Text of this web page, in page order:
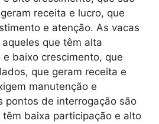
receita e lucro, que
e atenção. As vacas
que têm alta
e baixo crescimento, que
que geram receita e
manutenção e
pontos de interrogação são
têm baixa participação e alto